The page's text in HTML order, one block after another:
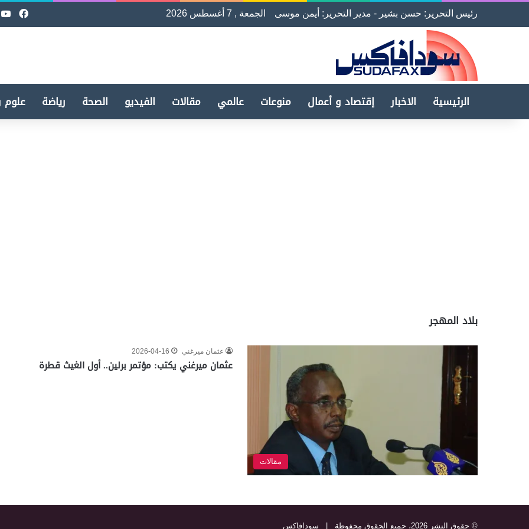
رئيس التحرير: حسن بشير - مدير التحرير: أيمن موسى الجمعة , 7 أغسطس 2026
الرئيسية الاخبار إقتصاد و أعمال منوعات عالمي مقالات الفيديو الصحة رياضة علوم
بلاد المهجر
مقالات
عثمان ميرغني 2026-04-16
عثمان ميرغني يكتب: مؤتمر برلين.. أول الغيث قطرة
© حقوق النشر 2026، جميع الحقوق محفوظة | سودافاكس